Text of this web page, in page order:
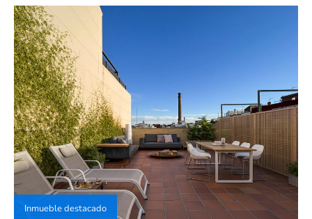
Inmueble destacado